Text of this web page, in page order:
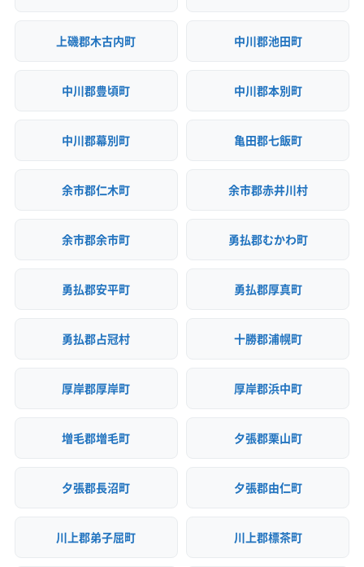
上磯郡木古内町 中川郡池田町
中川郡豊頃町 中川郡本別町
中川郡幕別町 亀田郡七飯町
余市郡仁木町 余市郡赤井川村
余市郡余市町 勇払郡むかわ町
勇払郡安平町 勇払郡厚真町
勇払郡占冠村 十勝郡浦幌町
厚岸郡厚岸町 厚岸郡浜中町
増毛郡増毛町 夕張郡栗山町
夕張郡長沼町 夕張郡由仁町
川上郡弟子屈町 川上郡標茶町